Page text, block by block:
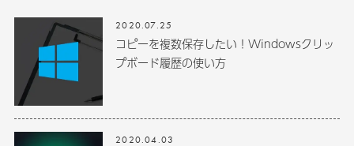
2020.07.25
コピーを複数保存したい！Windowsクリッ
プボード履歴の使い方
2020.04.03